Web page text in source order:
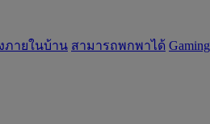
ภายในบ้าน สามารถพกพาได้ Gaming